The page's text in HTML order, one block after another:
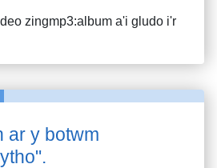
zingmp3:album a'i gludo i'r
ar y botwm